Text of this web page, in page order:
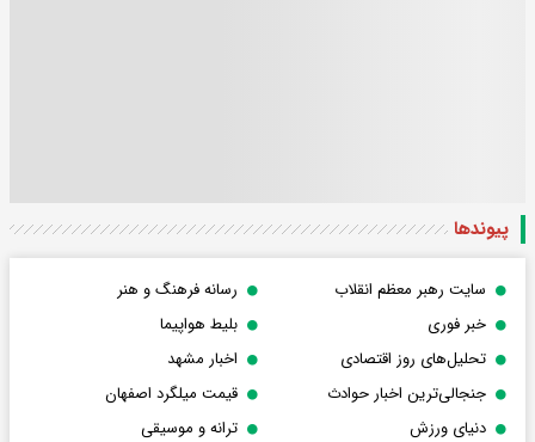
پیوندها
سایت رهبر معظم انقلاب
رسانه فرهنگ و هنر
خبر فوری
بلیط هواپیما
تحلیل‌های روز اقتصادی
اخبار مشهد
جنجالی‌ترین اخبار حوادث
قیمت میلگرد اصفهان
دنیای ورزش
ترانه و موسیقی